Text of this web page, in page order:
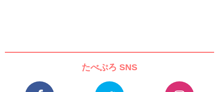
たべぷろ SNS